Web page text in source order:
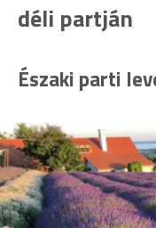
déli partján
Északi parti